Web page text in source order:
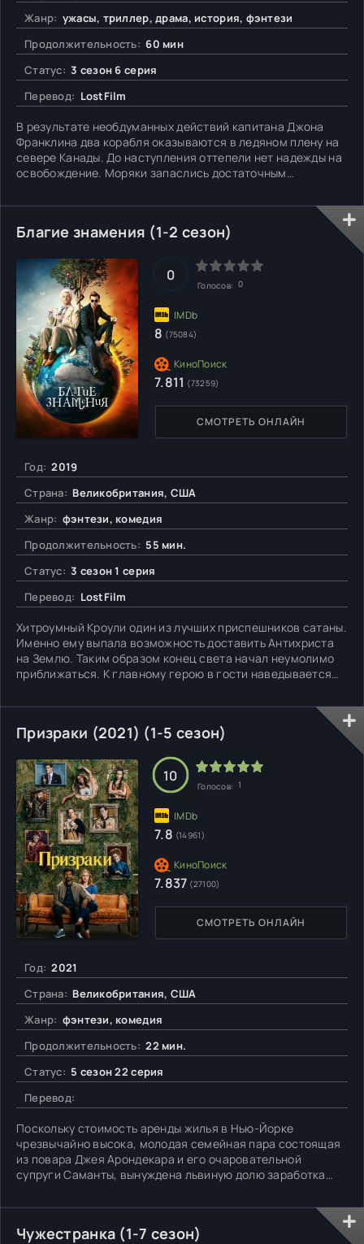
Жанр: ужасы, триллер, драма, история, фэнтези
Продолжительность: 60 мин
Статус: 3 сезон 6 серия
Перевод: LostFilm
В результате необдуманных действий капитана Джона
Франклина два корабля оказываются в ледяном плену на
севере Канады. До наступления оттепели нет надежды на
освобождение. Моряки запаслись достаточным
открытым. Приходится по льду добираться до берега,
начинает охотиться
Благие знамения (1-2 сезон)
Год: 2019
Страна: Великобритания, США
Жанр: фэнтези, комедия
Продолжительность: 55 мин.
Статус: 3 сезон 1 серия
Перевод: LostFilm
Хитроумный Кроули один из лучших приспешников сатаны.
Именно ему выпала возможность доставить Антихриста
на Землю. Таким образом конец света начал неумолимо
приближаться. К главному герою в гости наведывается
уверен, что после истребления человечества демоны
перестанут быть востребованными. Потому в интересах
Кроули
СМОТРЕТЬ ОНЛАЙН
0
Голосов: 0
8 (75084)
7.811 (73259)
Призраки (2021) (1-5 сезон)
Год: 2021
Страна: Великобритания, США
Жанр: фэнтези, комедия
Продолжительность: 22 мин.
Статус: 5 сезон 22 серия
Перевод:
Поскольку стоимость аренды жилья в Нью-Йорке
чрезвычайно высока, молодая семейная пара состоящая
из повара Джея Арондекара и его очаровательной
супруги Саманты, вынуждена львиную долю заработка
естественно, что известие о свалившемся чуть не с неба
наследство, становится для молодых
СМОТРЕТЬ ОНЛАЙН
10
Голосов: 1
7.8 (14961)
7.837 (27100)
Чужестранка (1-7 сезон)